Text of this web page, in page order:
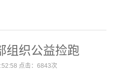
组织公益捡跑
点击：6843次